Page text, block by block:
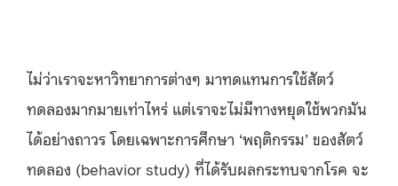
ไม่ว่าเราจะหาวิทยาการต่างๆ มาทดแทนการใช้สัตว์
ทดลองมากมายเท่าไหร่ แต่เราจะไม่มีทางหยุดใช้พวกมัน
ได้อย่างถาวร โดยเฉพาะการศึกษา ‘พฤติกรรม’ ของสัตว์
ทดลอง (behavior study) ที่ได้รับผลกระทบจากโรค จะ